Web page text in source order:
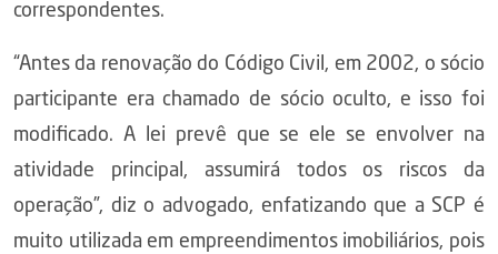
correspondentes.
“Antes da renovação do Código Civil, em 2002, o sócio
participante era chamado de sócio oculto, e isso foi
modificado. A lei prevê que se ele se envolver na
atividade principal, assumirá todos os riscos da
operação”, diz o advogado, enfatizando que a SCP é
muito utilizada em empreendimentos imobiliários, pois